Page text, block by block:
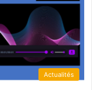
Actualités